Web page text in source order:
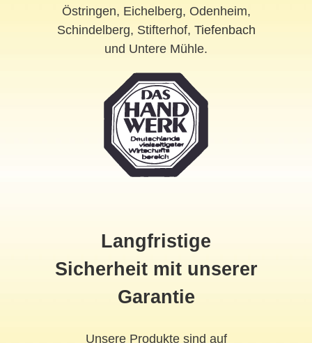
Östringen, Eichelberg, Odenheim,
Schindelberg, Stifterhof, Tiefenbach
und Untere Mühle.
Langfristige
Sicherheit mit unserer
Garantie
Unsere Produkte sind auf